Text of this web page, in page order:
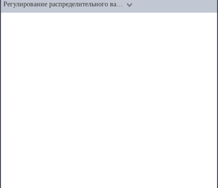
Регулирование распределительного ва…